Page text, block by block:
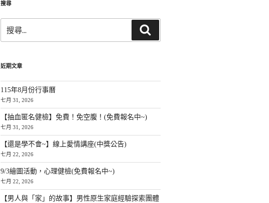
搜尋
尋:
尋
近期文章
115年8月份行事曆
七月 31, 2026
【抽血匿名健檢】免費！免空腹！(免費報名中~)
七月 31, 2026
【還是學不會~】線上愛情講座(中獎公告)
七月 22, 2026
9/3繪圖活動，心理健檢(免費報名中~)
七月 22, 2026
【男人與「家」的故事】男性原生家庭經驗探索團體